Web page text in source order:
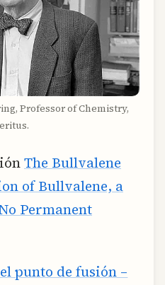
Professor of Chemistry,
The Bullvalene
of Bullvalene, a
Permanent
punto de fusión –